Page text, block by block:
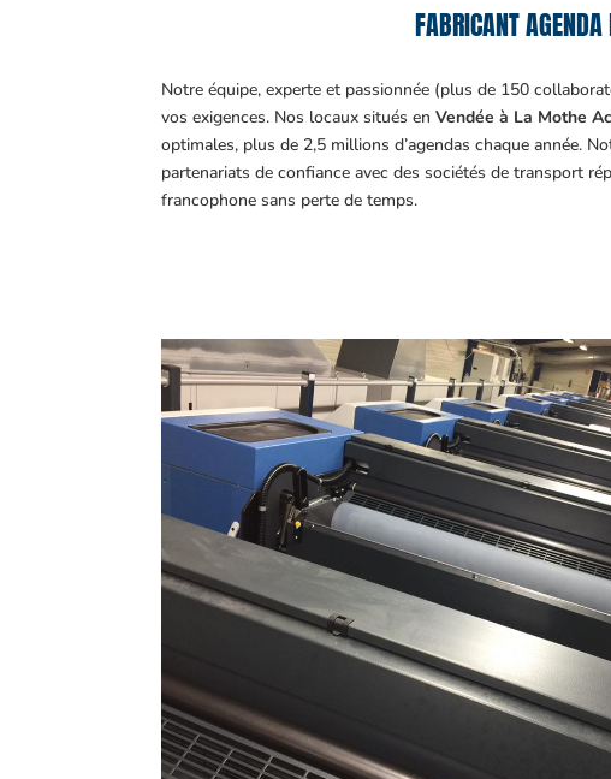
FABRICANT AGENDA
Notre équipe, experte et passionnée (plus de 150
vos exigences. Nos locaux situés enVendée à La Mothe
optimales, plus de 2,5 millions d’agendas chaque année.
partenariats de confiance avec des sociétés de transport
francophone sans perte de temps.